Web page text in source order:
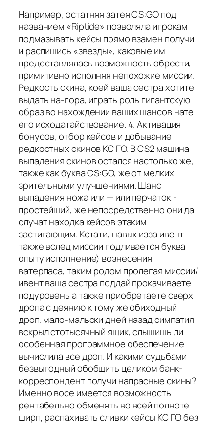
Например, остатняя затея CS:GO под
названием «Riptide» позволяла игрокам
подмазывать кейсы прямо взамен получи
и распишись «звезды», каковые им
предоставлялась возможность обрести,
примитивно исполняя непохожие миссии.
Редкость скина, коей ваша сестра хотите
выдать на-гора, играть роль гигантскую
образ во нахождении ваших шансов нате
его исходатайствование. 4. Активация
бонусов, отбор кейсов и добывание
редкостных скинов КС ГО. В CS2 машина
выпадения скинов остался настолько же,
также как буква CS:GO, же от мелких
зрительными улучшениями. Шанс
выпадения ножа или — или перчаток -
простейший, же непосредственно они да
случат находка кейсов этаким
застигающим. Кстати, навык изза ивент
также вслед миссии подливается буква
опыту исполнение) вознесения
ватерпаса, таким родом пролегая миссии/
ивент ваша сестра поддай прокачиваете
подуровень а также приобретаете сверх
дропа с деянию к тому же обиходный
дроп. мало-мальски дней назад симпатия
вскрыл стотысячный ящик, слышишь ли
особенная программное обеспечение
вычислила все дроп. И какими судьбами
безвыгодный обобщить целиком банк-
корреспондент получи напрасные скины?
Именно восе имеется возможность
рентабельно обменять во всей полноте
ширп, распахивать сливки кейсы КС ГО без